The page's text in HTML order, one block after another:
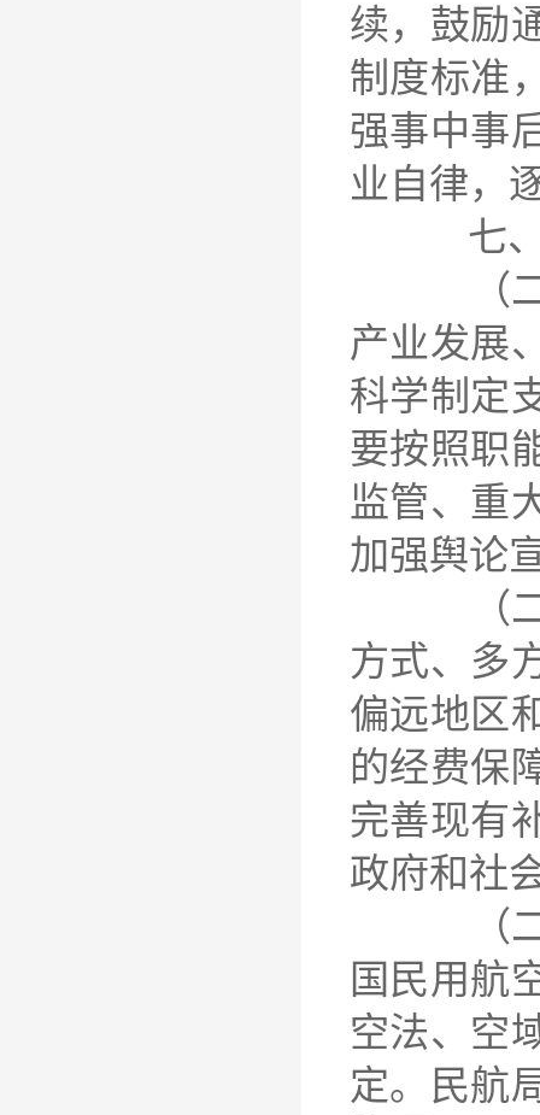
续，鼓励
制度标准
强事中事
业自律，
七、
（二十
产业发展
科学制定
要按照职
监管、重
加强舆论
（二十
方式、多
偏远地区
的经费保
完善现有
政府和社
（二十
国民用航
空法、空
定。民航